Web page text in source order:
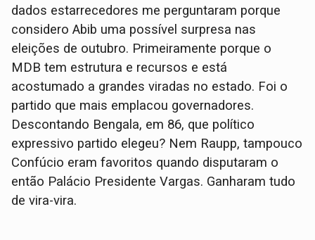
dados estarrecedores me perguntaram porque
considero Abib uma possível surpresa nas
eleições de outubro. Primeiramente porque o
MDB tem estrutura e recursos e está
acostumado a grandes viradas no estado. Foi o
partido que mais emplacou governadores.
Descontando Bengala, em 86, que político
expressivo partido elegeu? Nem Raupp, tampouco
Confúcio eram favoritos quando disputaram o
então Palácio Presidente Vargas. Ganharam tudo
de vira-vira.